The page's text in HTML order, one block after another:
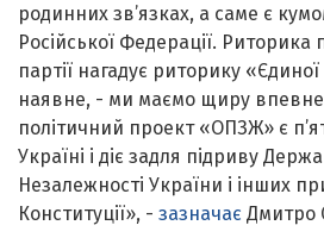
родинних зв’язках, а саме є
Російської Федерації.
партії нагадує риторику «Єдиної
наявне, - ми маємо щиру
політичний проект «ОПЗЖ» є
Україні і діє задля підриву
Незалежності України і інших
Конституції», - зазначає Дмитро